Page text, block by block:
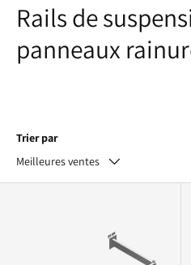
Rails de
panneaux
Trier par
Meilleures ventes